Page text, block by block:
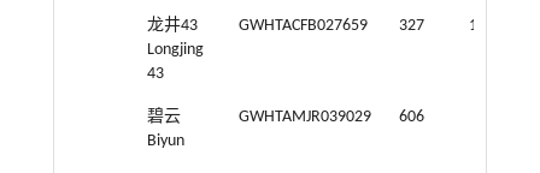
龙井43
Longjing
43
GWHTACFB027659 327 108
碧云
Biyun
GWHTAMJR039029 606